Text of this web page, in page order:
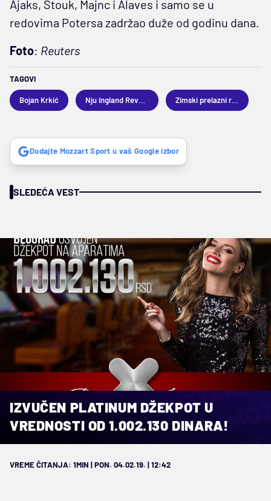
Ajaks, Stouk, Majnc i Alaves i samo se u
redovima Potersa zadržao duže od godinu dana.
Foto: Reuters
TAGOVI
Bojan Krkić
Dodajte Mozzart Sport u vaš Google izbor
SLEDEĆA VEST
IZVUČEN PLATINUM DŽEKPOT U
VREDNOSTI OD 1.002.130 DINARA!
VREME ČITANJA: 1MIN | PON. 04.02.19. | 12:42